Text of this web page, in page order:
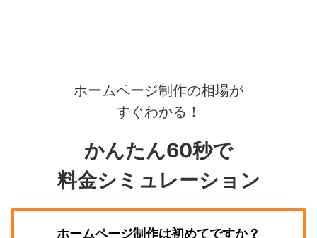
ホームページ制作の相場が
すぐわかる！
かんたん60秒で
料金シミュレーション
ホームページ制作は初めてですか？